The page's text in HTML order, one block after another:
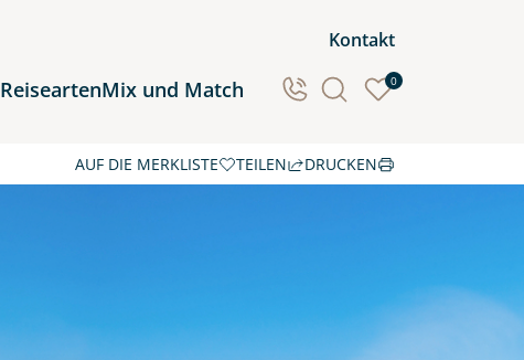
Kontakt
ReiseartenMix und Match 0
AUF DIE MERKLISTE TEILEN DRUCKEN